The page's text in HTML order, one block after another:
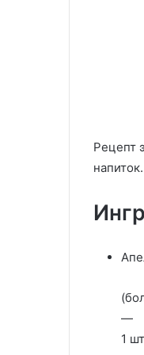
Рецепт
напиток.
—
1 шт